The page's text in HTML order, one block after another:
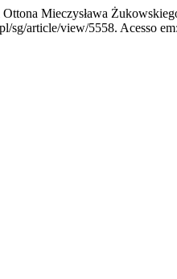
Mieczysława
sg/article/view/5558. Acesso